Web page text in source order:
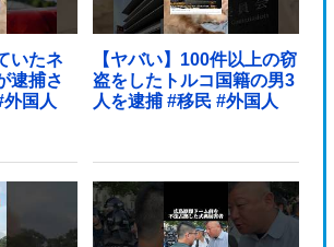
いたネ
逮捕さ
した #移民 #外国人
【ヤバい】100件以上の窃
盗をしたトルコ国籍の男3
人を逮捕 #移民 #外国人